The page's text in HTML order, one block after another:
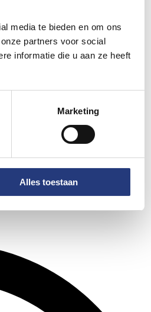
media te bieden en om ons
partners voor social
informatie die u aan ze heeft
Marketing
Alles toestaan